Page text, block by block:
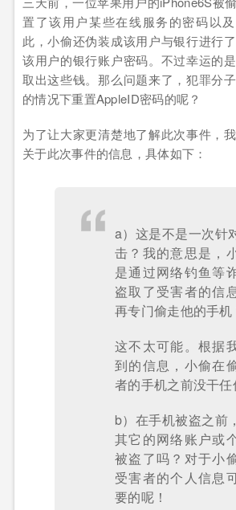
置了该用户某些在线服务的密码以
此，小偷还伪装成该用户与银行进行
该用户的银行账户密码。不过幸运的
取出这些钱。那么问题来了，犯罪分
的情况下重置AppleID密码的呢？
为了让大家更清楚地了解此次事件，
关于此次事件的信息，具体如下：
a）这是不是一次针
击？我的意思是，
是通过网络钓鱼等
盗取了受害者的信
再专门偷走他的手机
这不太可能。根据
到的信息，小偷在
者的手机之前没干任
b）在手机被盗之前
其它的网络账户或
被盗了吗？对于小
受害者的个人信息
要的呢！